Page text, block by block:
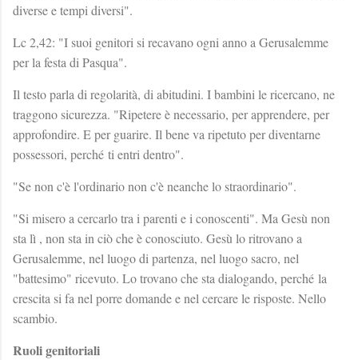
diverse e tempi diversi".
Lc 2,42: "I suoi genitori si recavano ogni anno a Gerusalemme
per la festa di Pasqua".
Il testo parla di regolarità, di abitudini. I bambini le ricercano, ne
traggono sicurezza. "Ripetere è necessario, per apprendere, per
approfondire. E per guarire. Il bene va ripetuto per diventarne
possessori, perché ti entri dentro".
"Se non c'è l'ordinario non c'è neanche lo straordinario".
"Si misero a cercarlo tra i parenti e i conoscenti". Ma Gesù non
sta lì , non sta in ciò che è conosciuto. Gesù lo ritrovano a
Gerusalemme, nel luogo di partenza, nel luogo sacro, nel
"battesimo" ricevuto. Lo trovano che sta dialogando, perché la
crescita si fa nel porre domande e nel cercare le risposte. Nello
scambio.
Ruoli genitoriali